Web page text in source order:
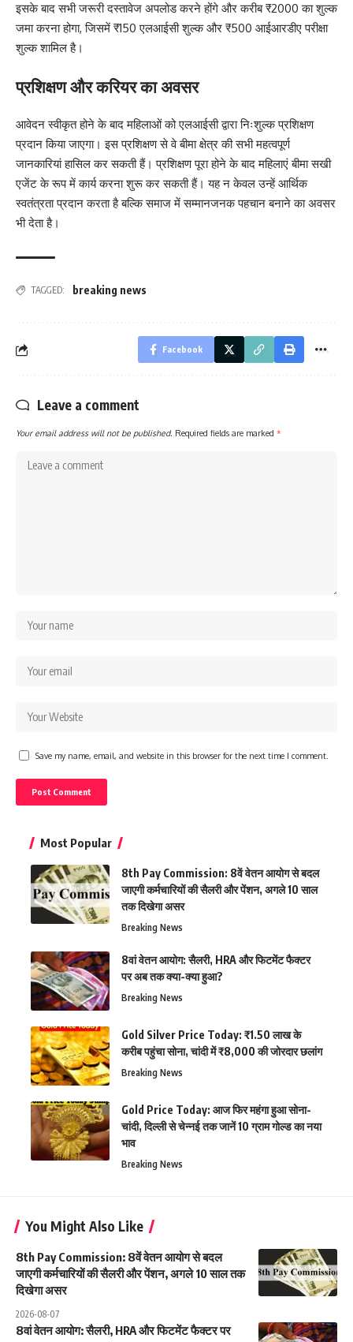
इसके बाद सभी जरूरी दस्तावेज अपलोड करने होंगे और करीब ₹2000 का शुल्क
जमा करना होगा, जिसमें ₹150 एलआईसी शुल्क और ₹500 आईआरडीए परीक्षा
शुल्क शामिल है।
प्रशिक्षण और करियर का अवसर
आवेदन स्वीकृत होने के बाद महिलाओं को एलआईसी द्वारा निःशुल्क प्रशिक्षण
प्रदान किया जाएगा। इस प्रशिक्षण से वे बीमा क्षेत्र की सभी महत्वपूर्ण
जानकारियां हासिल कर सकती हैं। प्रशिक्षण पूरा होने के बाद महिलाएं बीमा सखी
एजेंट के रूप में कार्य करना शुरू कर सकती हैं। यह न केवल उन्हें आर्थिक
स्वतंत्रता प्रदान करता है बल्कि समाज में सम्मानजनक पहचान बनाने का अवसर
भी देता है।
TAGGED: breaking news
Facebook
Leave a comment
Your email address will not be published. Required fields are marked *
Save my name, email, and website in this browser for the next time I comment.
Most Popular
8th Pay Commission: 8वें वेतन आयोग से बदल
जाएगी कर्मचारियों की सैलरी और पेंशन, अगले 10 साल
तक दिखेगा असर
Breaking News
8वां वेतन आयोग: सैलरी, HRA और फिटमेंट फैक्टर
पर अब तक क्या-क्या हुआ?
Breaking News
Gold Silver Price Today: ₹1.50 लाख के
करीब पहुंचा सोना, चांदी में ₹8,000 की जोरदार छलांग
Breaking News
Gold Price Today: आज फिर महंगा हुआ सोना-
चांदी, दिल्ली से चेन्नई तक जानें 10 ग्राम गोल्ड का नया
भाव
Breaking News
You Might Also Like
8th Pay Commission: 8वें वेतन आयोग से बदल
जाएगी कर्मचारियों की सैलरी और पेंशन, अगले 10 साल तक
दिखेगा असर
2026-08-07
8वां वेतन आयोग: सैलरी, HRA और फिटमेंट फैक्टर पर